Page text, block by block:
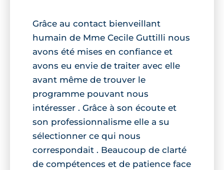
Grâce au contact bienveillant
humain de Mme Cecile Guttilli nous
avons été mises en confiance et
avons eu envie de traiter avec elle
avant même de trouver le
programme pouvant nous
intéresser . Grâce à son écoute et
son professionnalisme elle a su
sélectionner ce qui nous
correspondait . Beaucoup de clarté
de compétences et de patience face